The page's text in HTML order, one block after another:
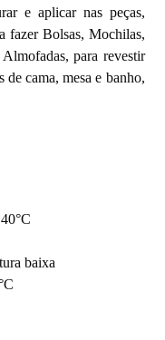
e aplicar nas peças,
fazer Bolsas, Mochilas,
para revestir
de cama, mesa e banho,
baixa